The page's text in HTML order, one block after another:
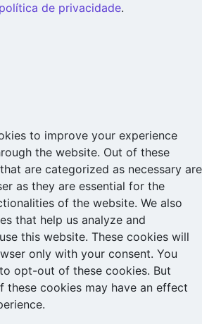
política de privacidade.
to improve your experience
the website. Out of these
are categorized as necessary are
as they are essential for the
of the website. We also
that help us analyze and
this website. These cookies will
only with your consent. You
opt-out of these cookies. But
cookies may have an effect